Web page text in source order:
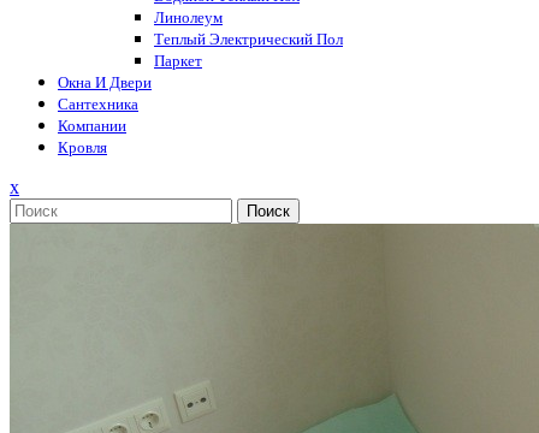
Линолеум
Теплый Электрический Пол
Паркет
Окна И Двери
Сантехника
Компании
Кровля
xЗакрыть
меню
Поиск